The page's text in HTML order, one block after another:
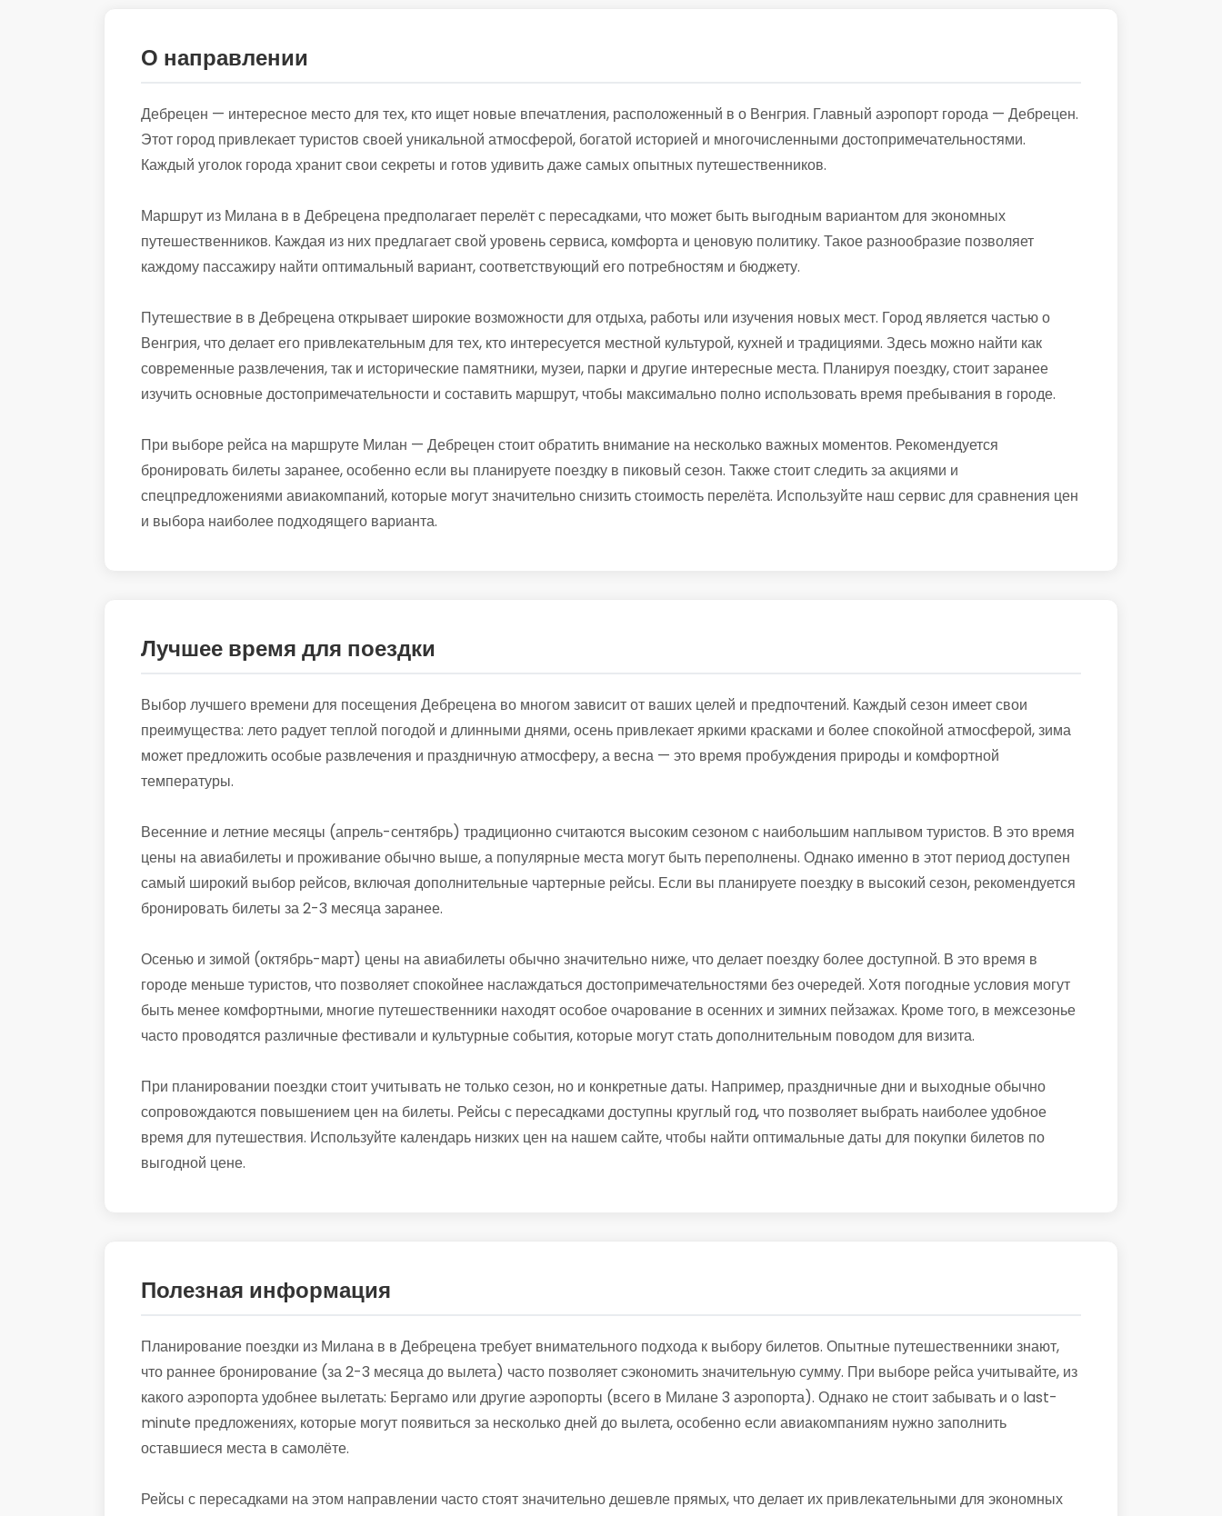
О направлении
Дебрецен — интересное место для тех, кто ищет новые впечатления, расположенный в о Венгрия. Главный аэропорт города — Дебрецен.
Этот город привлекает туристов своей уникальной атмосферой, богатой историей и многочисленными достопримечательностями.
Каждый уголок города хранит свои секреты и готов удивить даже самых опытных путешественников.
Маршрут из Милана в в Дебрецена предполагает перелёт с пересадками, что может быть выгодным вариантом для экономных
путешественников. Каждая из них предлагает свой уровень сервиса, комфорта и ценовую политику. Такое разнообразие позволяет
каждому пассажиру найти оптимальный вариант, соответствующий его потребностям и бюджету.
Путешествие в в Дебрецена открывает широкие возможности для отдыха, работы или изучения новых мест. Город является частью о
Венгрия, что делает его привлекательным для тех, кто интересуется местной культурой, кухней и традициями. Здесь можно найти как
современные развлечения, так и исторические памятники, музеи, парки и другие интересные места. Планируя поездку, стоит заранее
изучить основные достопримечательности и составить маршрут, чтобы максимально полно использовать время пребывания в городе.
При выборе рейса на маршруте Милан — Дебрецен стоит обратить внимание на несколько важных моментов. Рекомендуется
бронировать билеты заранее, особенно если вы планируете поездку в пиковый сезон. Также стоит следить за акциями и
спецпредложениями авиакомпаний, которые могут значительно снизить стоимость перелёта. Используйте наш сервис для сравнения цен
и выбора наиболее подходящего варианта.
Лучшее время для поездки
Выбор лучшего времени для посещения Дебрецена во многом зависит от ваших целей и предпочтений. Каждый сезон имеет свои
преимущества: лето радует теплой погодой и длинными днями, осень привлекает яркими красками и более спокойной атмосферой, зима
может предложить особые развлечения и праздничную атмосферу, а весна — это время пробуждения природы и комфортной
температуры.
Весенние и летние месяцы (апрель-сентябрь) традиционно считаются высоким сезоном с наибольшим наплывом туристов. В это время
цены на авиабилеты и проживание обычно выше, а популярные места могут быть переполнены. Однако именно в этот период доступен
самый широкий выбор рейсов, включая дополнительные чартерные рейсы. Если вы планируете поездку в высокий сезон, рекомендуется
бронировать билеты за 2-3 месяца заранее.
Осенью и зимой (октябрь-март) цены на авиабилеты обычно значительно ниже, что делает поездку более доступной. В это время в
городе меньше туристов, что позволяет спокойнее наслаждаться достопримечательностями без очередей. Хотя погодные условия могут
быть менее комфортными, многие путешественники находят особое очарование в осенних и зимних пейзажах. Кроме того, в межсезонье
часто проводятся различные фестивали и культурные события, которые могут стать дополнительным поводом для визита.
При планировании поездки стоит учитывать не только сезон, но и конкретные даты. Например, праздничные дни и выходные обычно
сопровождаются повышением цен на билеты. Рейсы с пересадками доступны круглый год, что позволяет выбрать наиболее удобное
время для путешествия. Используйте календарь низких цен на нашем сайте, чтобы найти оптимальные даты для покупки билетов по
выгодной цене.
Полезная информация
Планирование поездки из Милана в в Дебрецена требует внимательного подхода к выбору билетов. Опытные путешественники знают,
что раннее бронирование (за 2-3 месяца до вылета) часто позволяет сэкономить значительную сумму. При выборе рейса учитывайте, из
какого аэропорта удобнее вылетать: Бергамо или другие аэропорты (всего в Милане 3 аэропорта). Однако не стоит забывать и о last-
minute предложениях, которые могут появиться за несколько дней до вылета, особенно если авиакомпаниям нужно заполнить
оставшиеся места в самолёте.
Рейсы с пересадками на этом направлении часто стоят значительно дешевле прямых, что делает их привлекательными для экономных